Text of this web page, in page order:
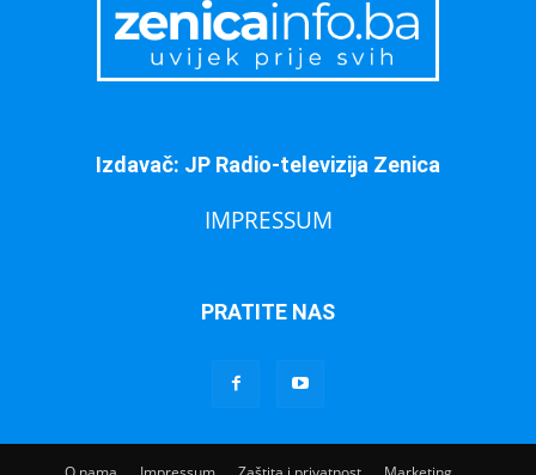
Izdavač: JP Radio-televizija Zenica
IMPRESSUM
PRATITE NAS